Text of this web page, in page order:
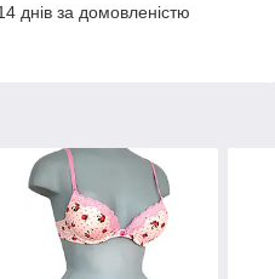
днів за домовленістю